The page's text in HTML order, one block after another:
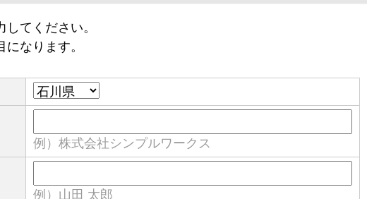
てください。
なります。
例）株式会社シンプルワークス
例）山田 太郎